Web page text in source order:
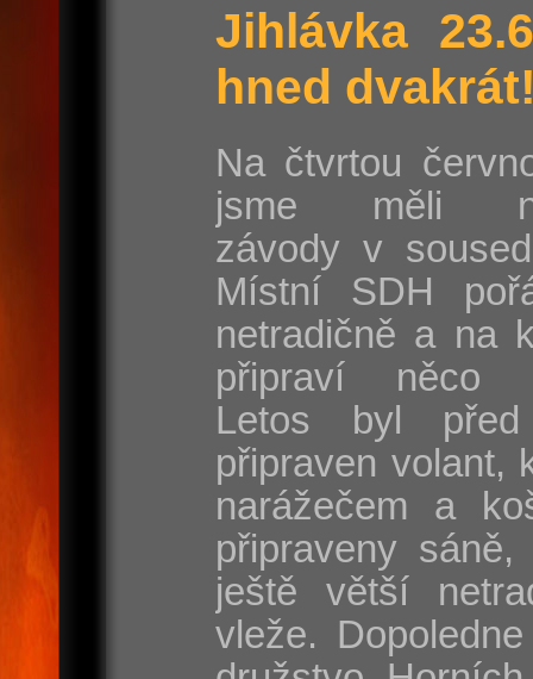
Jihlávka
hned
Na čtvrtou
jsme měli
závody v
Místní SDH
netradičně a na
připraví něco
Letos byl před
připraven volant,
narážečem a
připraveny
ještě větší
vleže.